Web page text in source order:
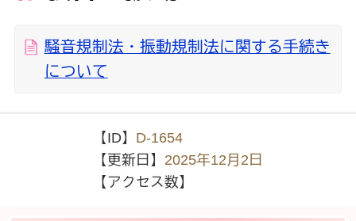
騒音規制法・振動規制法に関する手続き
について
【ID】 D-1654
【更新日】 2025年12月2日
【アクセス数】